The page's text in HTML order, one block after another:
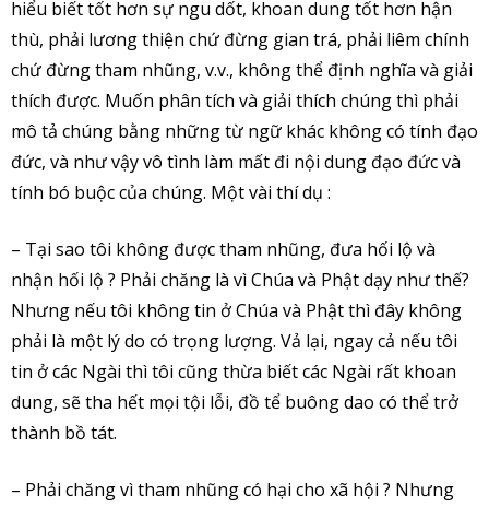
hiểu biết tốt hơn sự ngu dốt, khoan dung tốt hơn hận
thù, phải lương thiện chứ đừng gian trá, phải liêm chính
chứ đừng tham nhũng, v.v., không thể định nghĩa và giải
thích được. Muốn phân tích và giải thích chúng thì phải
mô tả chúng bằng những từ ngữ khác không có tính đạo
đức, và như vậy vô tình làm mất đi nội dung đạo đức và
tính bó buộc của chúng. Một vài thí dụ :
– Tại sao tôi không được tham nhũng, đưa hối lộ và
nhận hối lộ ? Phải chăng là vì Chúa và Phật dạy như thế?
Nhưng nếu tôi không tin ở Chúa và Phật thì đây không
phải là một lý do có trọng lượng. Vả lại, ngay cả nếu tôi
tin ở các Ngài thì tôi cũng thừa biết các Ngài rất khoan
dung, sẽ tha hết mọi tội lỗi, đồ tể buông dao có thể trở
thành bồ tát.
– Phải chăng vì tham nhũng có hại cho xã hội ? Nhưng